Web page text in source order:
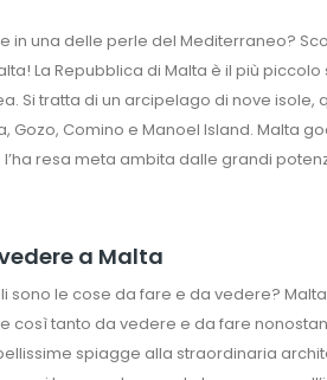
in una delle perle del Mediterraneo?
La Repubblica di Malta è il più
Si tratta di un arcipelago di nove isole,
Gozo, Comino e Manoel Island. Malta
resa meta ambita dalle grandi
vedere a Malta
sono le cose da fare e da vedere?
così tanto da vedere e da fare
spiagge alla straordinaria